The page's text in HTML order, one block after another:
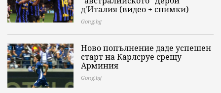
д'Италия (видео + снимки)
Gong.bg
Ново попълнение даде успешен
старт на Карлсруе срещу
Арминия
Gong.bg